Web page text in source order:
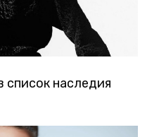
список наследия